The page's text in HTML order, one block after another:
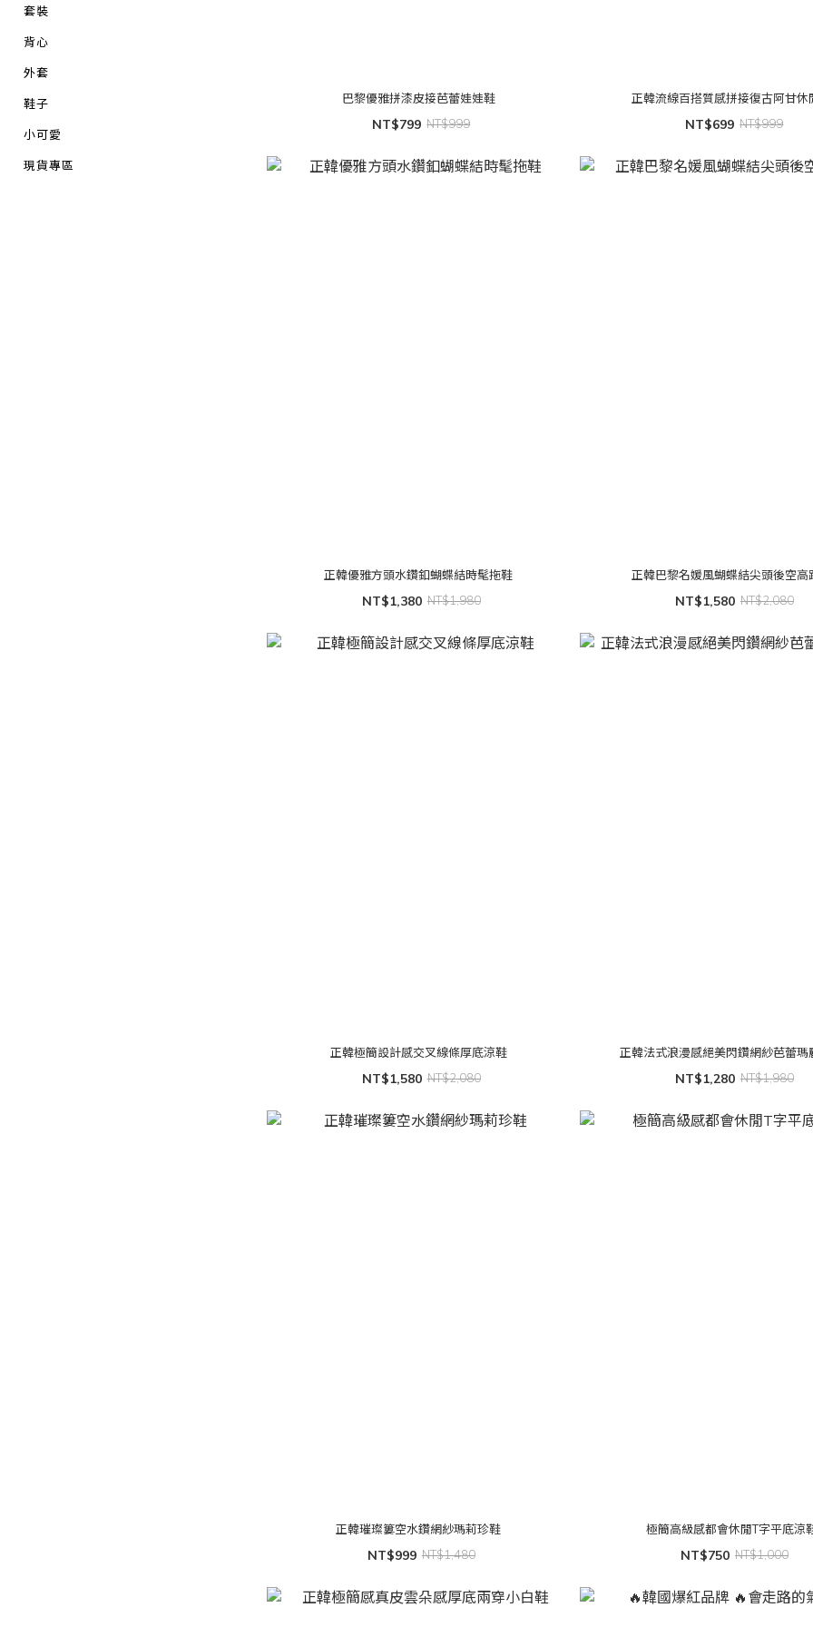
套裝
背心
外套
鞋子
小可愛
現貨專區
巴黎優雅拼漆皮接芭蕾娃娃鞋
NT$799 NT$999
正韓流線百搭質感拼接復古阿甘休
NT$699 NT$999
正韓優雅方頭水鑽釦蝴蝶結時髦拖鞋
NT$1,380 NT$1,980
正韓巴黎名媛風蝴蝶結尖頭後空高
NT$1,580 NT$2,080
正韓極簡設計感交叉線條厚底涼鞋
NT$1,580 NT$2,080
正韓法式浪漫感絕美閃鑽網紗芭蕾瑪
NT$1,280 NT$1,980
正韓璀璨簍空水鑽網紗瑪莉珍鞋
NT$999 NT$1,480
極簡高級感都會休閒T字平底涼
NT$750 NT$1,000